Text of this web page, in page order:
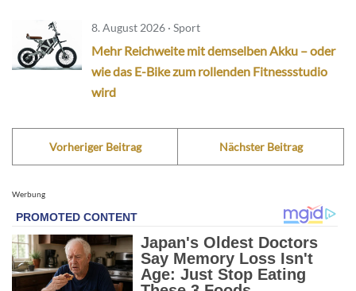
8. August 2026 · Sport
Mehr Reichweite mit demselben Akku – oder
wie das E-Bike zum rollenden Fitnessstudio
wird
Vorheriger Beitrag Nächster Beitrag
Werbung